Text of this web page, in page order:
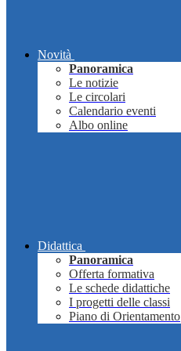
Novità
Panoramica
Le notizie
Le circolari
Calendario eventi
Albo online
Didattica
Panoramica
Offerta formativa
Le schede didattiche
I progetti delle classi
Piano di Orientamento